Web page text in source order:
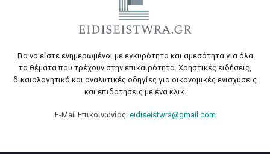
Για να είστε ενημερωμένοι με εγκυρότητα και αμεσότητα για όλα
τα θέματα που τρέχουν στην επικαιρότητα. Χρηστικές ειδήσεις,
δικαιολογητικά και αναλυτικές οδηγίες για οικονομικές ενισχύσεις
και επιδοτήσεις με ένα κλικ.
E-Mail Επικοινωνίας: eidiseistwra@gmail.com